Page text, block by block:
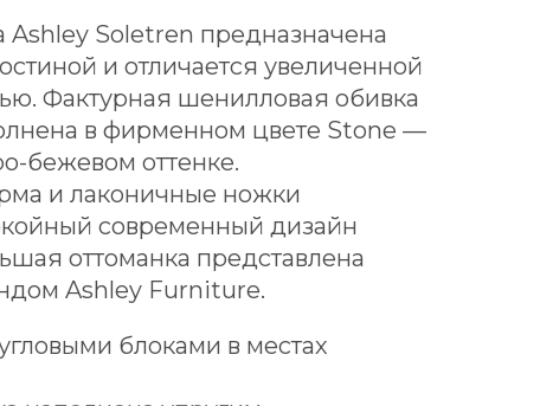
Ashley Soletren предназначена
и отличается увеличенной
Фактурная шенилловая обивка
в фирменном цвете Stone —
бежевом оттенке.
и лаконичные ножки
современный дизайн
оттоманка представлена
Ashley Furniture.
блоками в местах